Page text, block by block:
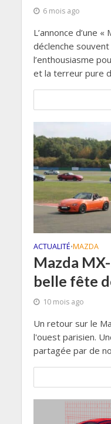
6 mois ago
L’annonce d’une
déclenche
l’enthousiasme
et la terreur pure
ACTUALITÉ•MAZDA
Mazda
belle fête
10 mois ago
Un retour sur le
l'ouest parisien.
partagée par de